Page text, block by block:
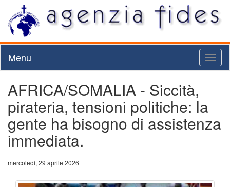
Menu
AFRICA/SOMALIA - Siccità,
pirateria, tensioni politiche: la
gente ha bisogno di assistenza
immediata.
mercoledì, 29 aprile 2026